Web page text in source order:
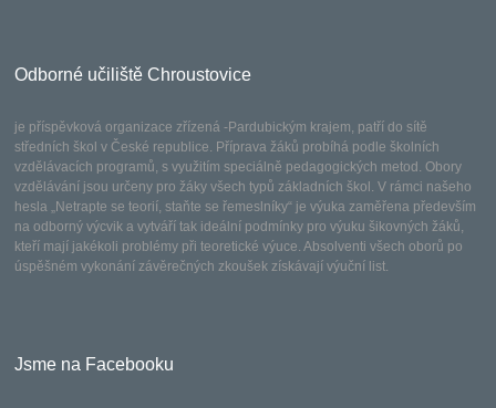
Odborné učiliště Chroustovice
je příspěvková organizace zřízená -Pardubickým krajem, patří do sítě
středních škol v České republice. Příprava žáků probíhá podle školních
vzdělávacích programů, s využitím speciálně pedagogických metod. Obory
vzdělávání jsou určeny pro žáky všech typů základních škol. V rámci našeho
hesla „Netrapte se teorií, staňte se řemeslníky“ je výuka zaměřena především
na odborný výcvik a vytváří tak ideální podmínky pro výuku šikovných žáků,
kteří mají jakékoli problémy při teoretické výuce. Absolventi všech oborů po
úspěšném vykonání závěrečných zkoušek získávají výuční list.
Jsme na Facebooku